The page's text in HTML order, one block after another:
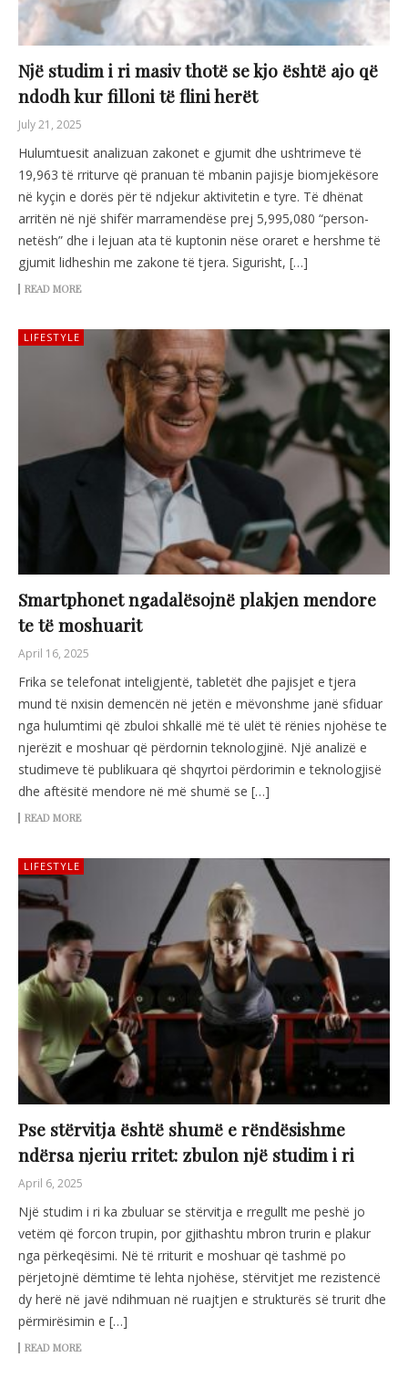
Një studim i ri masiv thotë se kjo është ajo që
ndodh kur filloni të flini herët
July 21, 2025
Hulumtuesit analizuan zakonet e gjumit dhe ushtrimeve të
19,963 të rriturve që pranuan të mbanin pajisje biomjekësore
në kyçin e dorës për të ndjekur aktivitetin e tyre. Të dhënat
arritën në një shifër marramendëse prej 5,995,080 “person-
netësh” dhe i lejuan ata të kuptonin nëse oraret e hershme të
gjumit lidheshin me zakone të tjera. Sigurisht, […]
READ MORE
LIFESTYLE
Smartphonet ngadalësojnë plakjen mendore
te të moshuarit
April 16, 2025
Frika se telefonat inteligjentë, tabletët dhe pajisjet e tjera
mund të nxisin demencën në jetën e mëvonshme janë sfiduar
nga hulumtimi që zbuloi shkallë më të ulët të rënies njohëse te
njerëzit e moshuar që përdornin teknologjinë. Një analizë e
studimeve të publikuara që shqyrtoi përdorimin e teknologjisë
dhe aftësitë mendore në më shumë se […]
READ MORE
LIFESTYLE
Pse stërvitja është shumë e rëndësishme
ndërsa njeriu rritet: zbulon një studim i ri
April 6, 2025
Një studim i ri ka zbuluar se stërvitja e rregullt me peshë jo
vetëm që forcon trupin, por gjithashtu mbron trurin e plakur
nga përkeqësimi. Në të rriturit e moshuar që tashmë po
përjetojnë dëmtime të lehta njohëse, stërvitjet me rezistencë
dy herë në javë ndihmuan në ruajtjen e strukturës së trurit dhe
përmirësimin e […]
READ MORE